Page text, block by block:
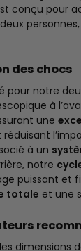
conçu pour
des chocs
pour notre
à
une
réduisant
à un
notre
puissant et
totale et une
dimensions